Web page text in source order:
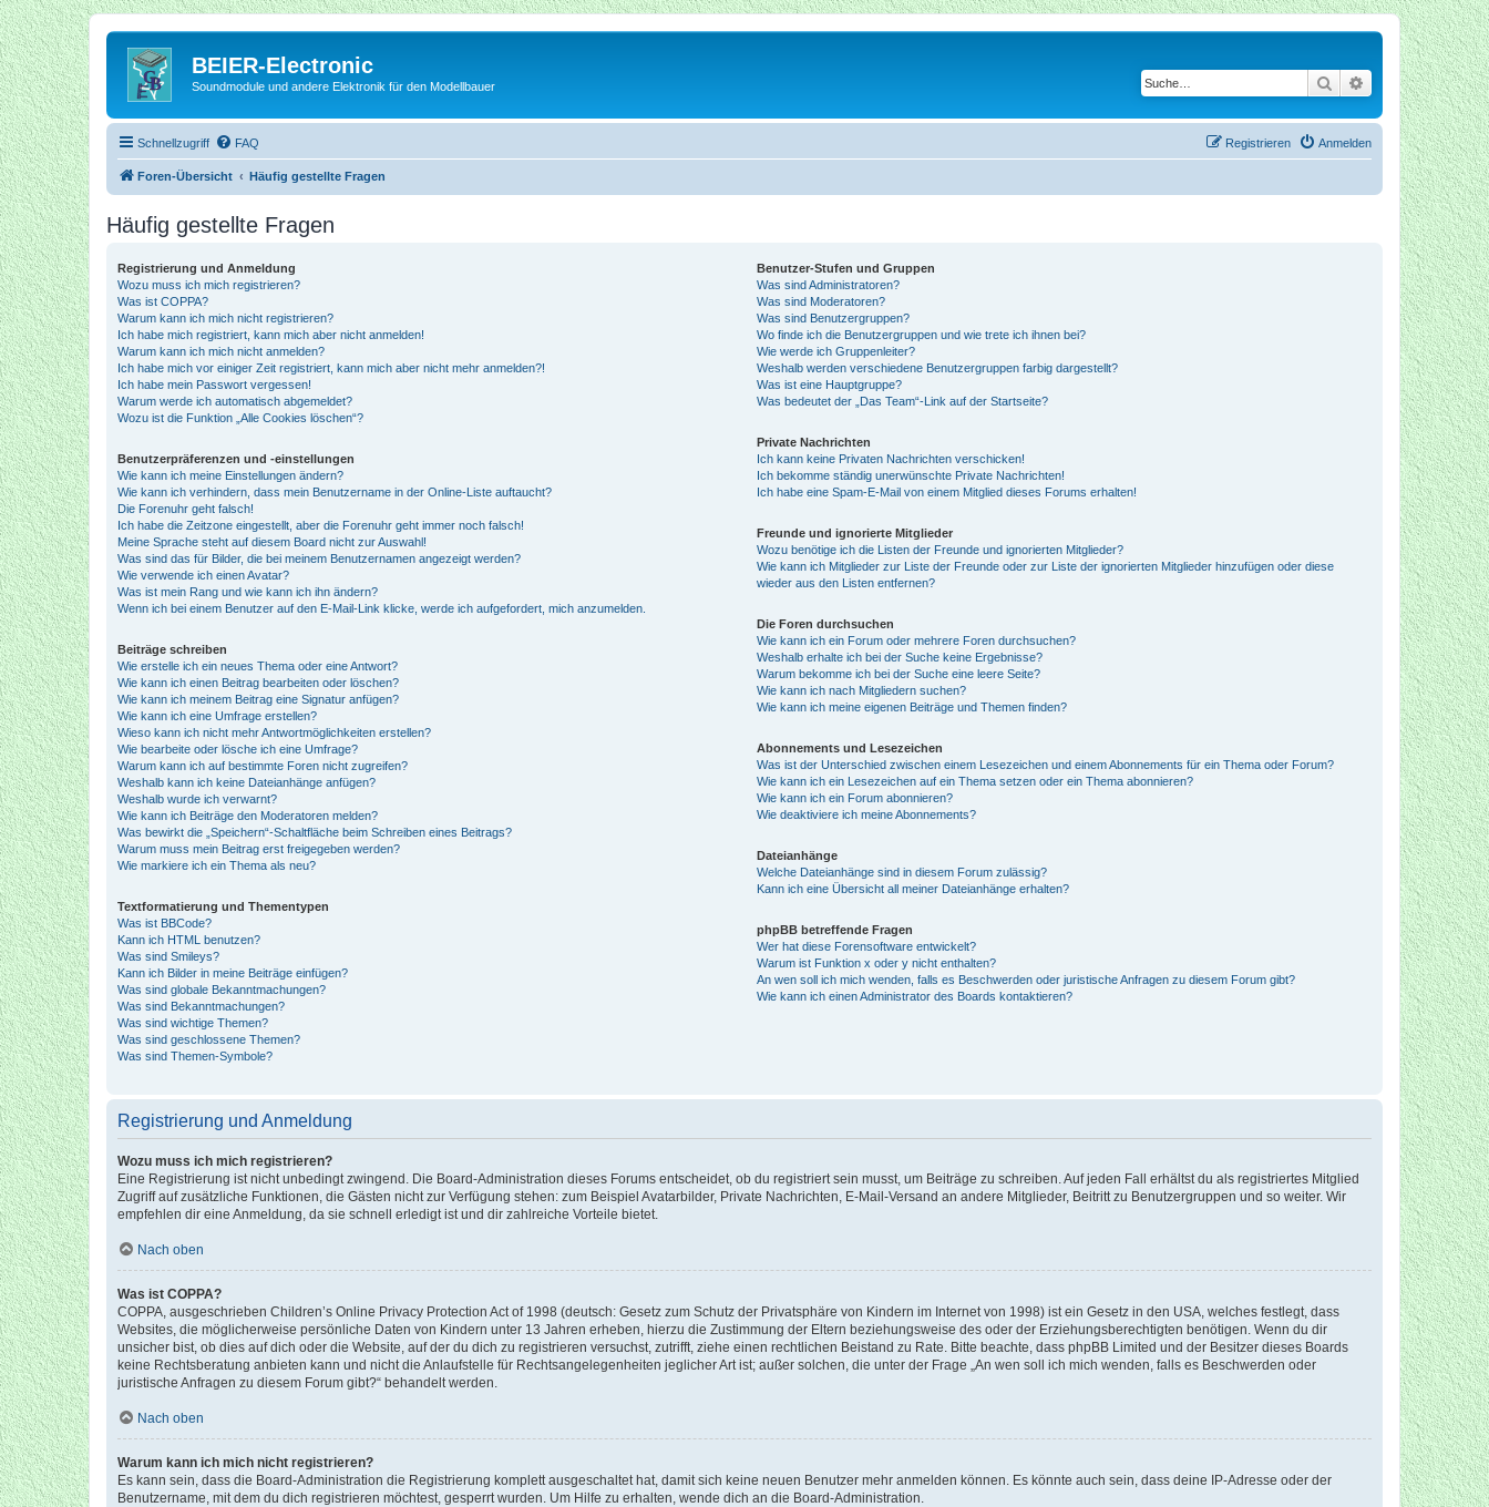
BEIER-Electronic
Soundmodule und andere Elektronik für den Modellbauer Suche Erweiterte Suche
Schnellzugriff FAQ Anmelden
Registrieren
Foren-Übersicht Häufig gestellte Fragen
Häufig gestellte Fragen
Registrierung und Anmeldung
Wozu muss ich mich registrieren?
Was ist COPPA?
Warum kann ich mich nicht registrieren?
Ich habe mich registriert, kann mich aber nicht anmelden!
Warum kann ich mich nicht anmelden?
Ich habe mich vor einiger Zeit registriert, kann mich aber nicht mehr anmelden?!
Ich habe mein Passwort vergessen!
Warum werde ich automatisch abgemeldet?
Wozu ist die Funktion „Alle Cookies löschen“?
Benutzerpräferenzen und -einstellungen
Wie kann ich meine Einstellungen ändern?
Wie kann ich verhindern, dass mein Benutzername in der Online-Liste auftaucht?
Die Forenuhr geht falsch!
Ich habe die Zeitzone eingestellt, aber die Forenuhr geht immer noch falsch!
Meine Sprache steht auf diesem Board nicht zur Auswahl!
Was sind das für Bilder, die bei meinem Benutzernamen angezeigt werden?
Wie verwende ich einen Avatar?
Was ist mein Rang und wie kann ich ihn ändern?
Wenn ich bei einem Benutzer auf den E-Mail-Link klicke, werde ich aufgefordert, mich anzumelden.
Beiträge schreiben
Wie erstelle ich ein neues Thema oder eine Antwort?
Wie kann ich einen Beitrag bearbeiten oder löschen?
Wie kann ich meinem Beitrag eine Signatur anfügen?
Wie kann ich eine Umfrage erstellen?
Wieso kann ich nicht mehr Antwortmöglichkeiten erstellen?
Wie bearbeite oder lösche ich eine Umfrage?
Warum kann ich auf bestimmte Foren nicht zugreifen?
Weshalb kann ich keine Dateianhänge anfügen?
Weshalb wurde ich verwarnt?
Wie kann ich Beiträge den Moderatoren melden?
Was bewirkt die „Speichern“-Schaltfläche beim Schreiben eines Beitrags?
Warum muss mein Beitrag erst freigegeben werden?
Wie markiere ich ein Thema als neu?
Textformatierung und Thementypen
Was ist BBCode?
Kann ich HTML benutzen?
Was sind Smileys?
Kann ich Bilder in meine Beiträge einfügen?
Was sind globale Bekanntmachungen?
Was sind Bekanntmachungen?
Was sind wichtige Themen?
Was sind geschlossene Themen?
Was sind Themen-Symbole?
Benutzer-Stufen und Gruppen
Was sind Administratoren?
Was sind Moderatoren?
Was sind Benutzergruppen?
Wo finde ich die Benutzergruppen und wie trete ich ihnen bei?
Wie werde ich Gruppenleiter?
Weshalb werden verschiedene Benutzergruppen farbig dargestellt?
Was ist eine Hauptgruppe?
Was bedeutet der „Das Team“-Link auf der Startseite?
Private Nachrichten
Ich kann keine Privaten Nachrichten verschicken!
Ich bekomme ständig unerwünschte Private Nachrichten!
Ich habe eine Spam-E-Mail von einem Mitglied dieses Forums erhalten!
Freunde und ignorierte Mitglieder
Wozu benötige ich die Listen der Freunde und ignorierten Mitglieder?
Wie kann ich Mitglieder zur Liste der Freunde oder zur Liste der ignorierten Mitglieder hinzufügen oder diese
wieder aus den Listen entfernen?
Die Foren durchsuchen
Wie kann ich ein Forum oder mehrere Foren durchsuchen?
Weshalb erhalte ich bei der Suche keine Ergebnisse?
Warum bekomme ich bei der Suche eine leere Seite?
Wie kann ich nach Mitgliedern suchen?
Wie kann ich meine eigenen Beiträge und Themen finden?
Abonnements und Lesezeichen
Was ist der Unterschied zwischen einem Lesezeichen und einem Abonnements für ein Thema oder Forum?
Wie kann ich ein Lesezeichen auf ein Thema setzen oder ein Thema abonnieren?
Wie kann ich ein Forum abonnieren?
Wie deaktiviere ich meine Abonnements?
Dateianhänge
Welche Dateianhänge sind in diesem Forum zulässig?
Kann ich eine Übersicht all meiner Dateianhänge erhalten?
phpBB betreffende Fragen
Wer hat diese Forensoftware entwickelt?
Warum ist Funktion x oder y nicht enthalten?
An wen soll ich mich wenden, falls es Beschwerden oder juristische Anfragen zu diesem Forum gibt?
Wie kann ich einen Administrator des Boards kontaktieren?
Registrierung und Anmeldung
Wozu muss ich mich registrieren?
Eine Registrierung ist nicht unbedingt zwingend. Die Board-Administration dieses Forums entscheidet, ob du registriert sein musst, um Beiträge zu schreiben. Auf jeden Fall erhältst du als registriertes Mitglied
Zugriff auf zusätzliche Funktionen, die Gästen nicht zur Verfügung stehen: zum Beispiel Avatarbilder, Private Nachrichten, E-Mail-Versand an andere Mitglieder, Beitritt zu Benutzergruppen und so weiter. Wir
empfehlen dir eine Anmeldung, da sie schnell erledigt ist und dir zahlreiche Vorteile bietet.
Nach oben
Was ist COPPA?
COPPA, ausgeschrieben Children’s Online Privacy Protection Act of 1998 (deutsch: Gesetz zum Schutz der Privatsphäre von Kindern im Internet von 1998) ist ein Gesetz in den USA, welches festlegt, dass
Websites, die möglicherweise persönliche Daten von Kindern unter 13 Jahren erheben, hierzu die Zustimmung der Eltern beziehungsweise des oder der Erziehungsberechtigten benötigen. Wenn du dir
unsicher bist, ob dies auf dich oder die Website, auf der du dich zu registrieren versuchst, zutrifft, ziehe einen rechtlichen Beistand zu Rate. Bitte beachte, dass phpBB Limited und der Besitzer dieses Boards
keine Rechtsberatung anbieten kann und nicht die Anlaufstelle für Rechtsangelegenheiten jeglicher Art ist; außer solchen, die unter der Frage „An wen soll ich mich wenden, falls es Beschwerden oder
juristische Anfragen zu diesem Forum gibt?“ behandelt werden.
Nach oben
Warum kann ich mich nicht registrieren?
Es kann sein, dass die Board-Administration die Registrierung komplett ausgeschaltet hat, damit sich keine neuen Benutzer mehr anmelden können. Es könnte auch sein, dass deine IP-Adresse oder der
Benutzername, mit dem du dich registrieren möchtest, gesperrt wurden. Um Hilfe zu erhalten, wende dich an die Board-Administration.